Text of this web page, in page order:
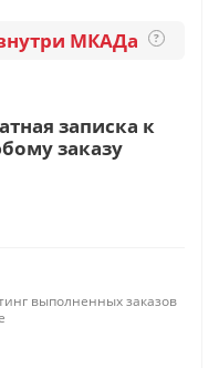
МКАДа ?
записка к
заказу
выполненных заказов